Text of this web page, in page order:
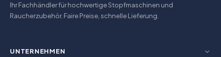
Ihr Fachhändler für hochwertige Stopfmaschinen und
Raucherzubehör. Faire Preise, schnelle Lieferung.
UNTERNEHMEN